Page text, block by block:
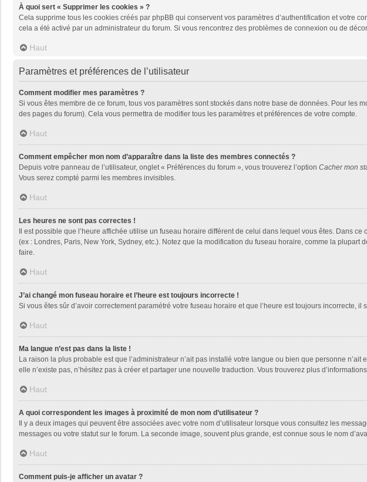
À quoi sert « Supprimer les cookies » ?
Cela supprime tous les cookies créés par phpBB qui conservent vos paramètres d’authentification et votre
cela a été activé par un administrateur du forum. Si vous rencontrez des problèmes de connexion ou de
Haut
Paramètres et préférences de l’utilisateur
Comment modifier mes paramètres ?
Si vous êtes membre de ce forum, tous vos paramètres sont stockés dans notre base de données. Pour les
des pages du forum). Cela vous permettra de modifier tous les paramètres et préférences de votre compte.
Haut
Comment empêcher mon nom d’apparaître dans la liste des membres connectés ?
Depuis votre panneau de l’utilisateur, onglet « Préférences du forum », vous trouverez l’option Cacher mon
Vous serez compté parmi les membres invisibles.
Haut
Les heures ne sont pas correctes !
Il est possible que l’heure affichée utilise un fuseau horaire différent de celui dans lequel vous êtes. Dans ce
(ex : Londres, Paris, New York, Sydney, etc.). Notez que la modification du fuseau horaire, comme la plupart
faire.
Haut
J’ai changé mon fuseau horaire et l’heure est toujours incorrecte !
Si vous êtes sûr d’avoir correctement paramétré votre fuseau horaire et que l’heure est toujours incorrecte,
Haut
Ma langue n’est pas dans la liste !
La raison la plus probable est que l’administrateur n’ait pas installé votre langue ou bien que personne
elle n’existe pas, n’hésitez pas à créer et partager une nouvelle traduction. Vous trouverez plus
Haut
A quoi correspondent les images à proximité de mon nom d’utilisateur ?
Il y a deux images qui peuvent être associées avec votre nom d’utilisateur lorsque vous consultez les
messages ou votre statut sur le forum. La seconde image, souvent plus grande, est connue sous le nom
Haut
Comment puis-je afficher un avatar ?